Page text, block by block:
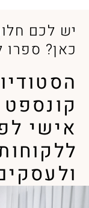
יש לכם
כאן? ספרו
קונספט
אישי